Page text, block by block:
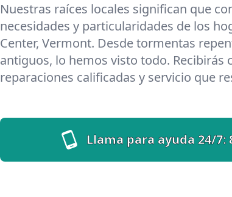
Nuestras raíces locales significan que
necesidades y particularidades de los
Center, Vermont. Desde tormentas
antiguos, lo hemos visto todo. Recibirás
reparaciones calificadas y servicio que
Llama para ayuda 24/7: